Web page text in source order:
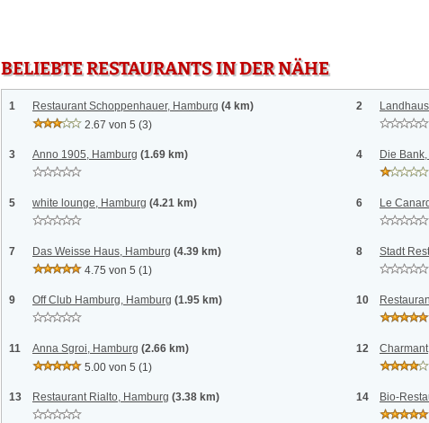
BELIEBTE RESTAURANTS IN DER NÄHE
1 Restaurant Schoppenhauer, Hamburg (4 km)
2.67 von 5 (3)
2
3 Anno 1905, Hamburg (1.69 km) 4 Die
5 white lounge, Hamburg (4.21 km) 6 Le
7 Das Weisse Haus, Hamburg (4.39 km)
4.75 von 5 (1)
8 Stadt
9 Off Club Hamburg, Hamburg (1.95 km) 10
11 Anna Sgroi, Hamburg (2.66 km)
5.00 von 5 (1)
12
13 Restaurant Rialto, Hamburg (3.38 km) 14 Bio-